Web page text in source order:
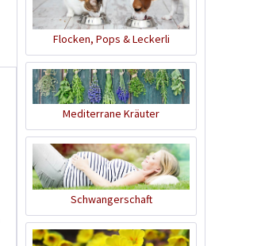
Brokkoli selbst
anbauen
Flocken, Pops & Leckerli
Mediterrane Kräuter
Schwangerschaft